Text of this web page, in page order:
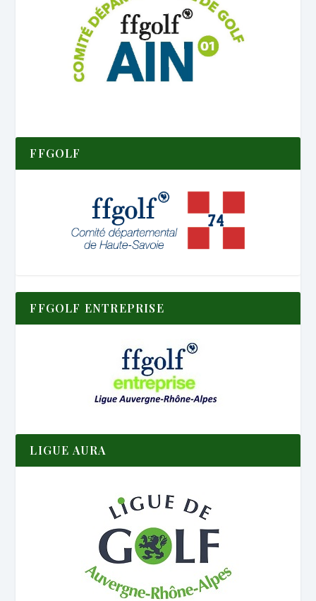
FFGOLF
FFGOLF ENTREPRISE
LIGUE AURA